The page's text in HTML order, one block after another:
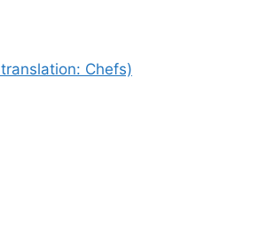
Chefs)